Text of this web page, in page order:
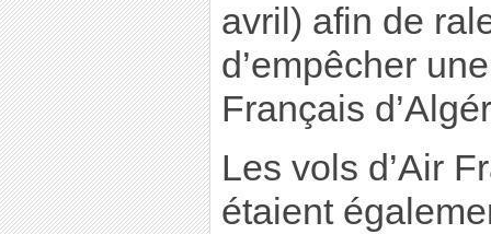
avril) afin de
d’empêcher
Français
Les vols d’Air
étaient